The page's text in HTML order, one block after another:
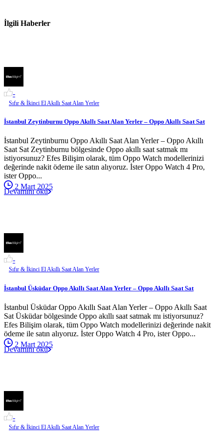
İlgili Haberler
-
Sıfır & İkinci El Akıllı Saat Alan Yerler
İstanbul Zeytinburnu Oppo Akıllı Saat Alan Yerler – Oppo Akıllı Saat Sat
İstanbul Zeytinburnu Oppo Akıllı Saat Alan Yerler – Oppo Akıllı
Saat Sat Zeytinburnu bölgesinde Oppo akıllı saat satmak mı
istiyorsunuz? Efes Bilişim olarak, tüm Oppo Watch modellerinizi
değerinde nakit ödeme ile satın alıyoruz. İster Oppo Watch 4 Pro,
ister Oppo...
2 Mart 2025
Devamını oku
-
Sıfır & İkinci El Akıllı Saat Alan Yerler
İstanbul Üsküdar Oppo Akıllı Saat Alan Yerler – Oppo Akıllı Saat Sat
İstanbul Üsküdar Oppo Akıllı Saat Alan Yerler – Oppo Akıllı Saat
Sat Üsküdar bölgesinde Oppo akıllı saat satmak mı istiyorsunuz?
Efes Bilişim olarak, tüm Oppo Watch modellerinizi değerinde nakit
ödeme ile satın alıyoruz. İster Oppo Watch 4 Pro, ister Oppo...
2 Mart 2025
Devamını oku
-
Sıfır & İkinci El Akıllı Saat Alan Yerler